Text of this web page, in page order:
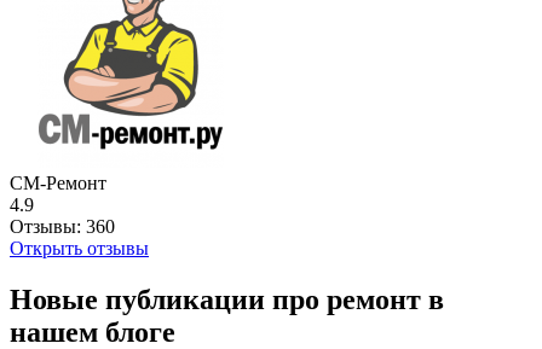
СМ-Ремонт
4.9
Отзывы: 360
Открыть отзывы
Новые публикации про ремонт в
нашем блоге